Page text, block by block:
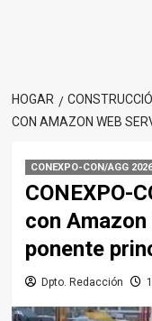
HOGAR
CON AMAZON WEB
CONEXPO-CON/AGG 2026
CONEXPO-
con
ponente
Dpto. Redacción